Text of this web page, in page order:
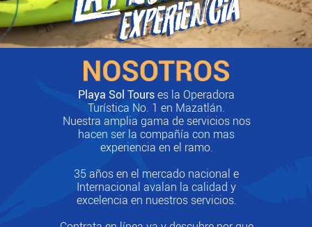
Playa Sol Tourses la Operadora
Turística No. 1 en Mazatlán.
Nuestra amplia gama de servicios nos
hacen ser la compañía con mas
experiencia en el ramo.
35 años en el mercado nacional e
Internacional avalan la calidad y
excelencia en nuestros servicios.